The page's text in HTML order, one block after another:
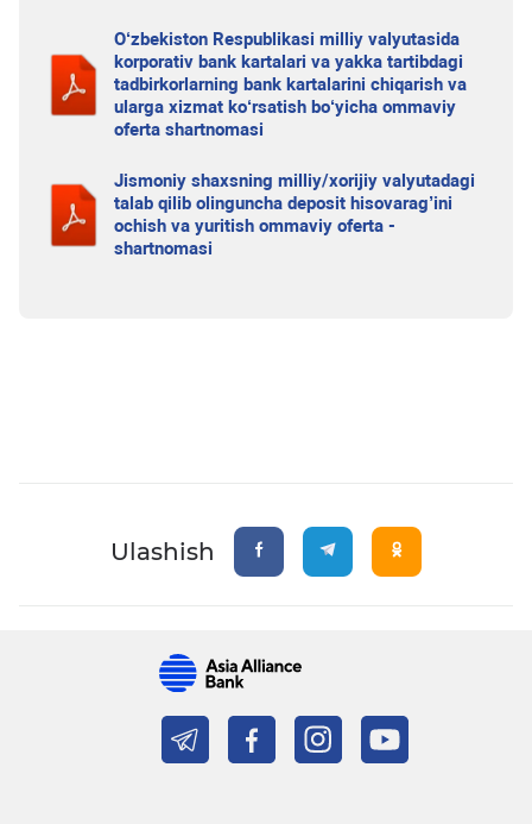
O‘zbekiston Respublikasi milliy valyutasida
korporativ bank kartalari va yakka tartibdagi
tadbirkorlarning bank kartalarini chiqarish va
ularga xizmat ko‘rsatish bo‘yicha ommaviy
oferta shartnomasi
Jismoniy shaxsning milliy/xorijiy valyutadagi
talab qilib olinguncha deposit hisovarag’ini
ochish va yuritish ommaviy oferta -
shartnomasi
Ulashish